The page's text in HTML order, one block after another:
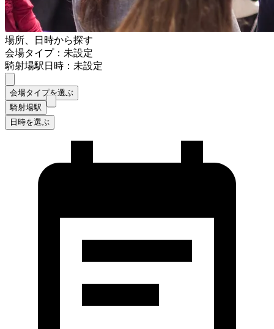
場所、日時から探す
会場タイプ：未設定
騎射場駅日時：未設定
会場タイプを選ぶ
騎射場駅
日時を選ぶ